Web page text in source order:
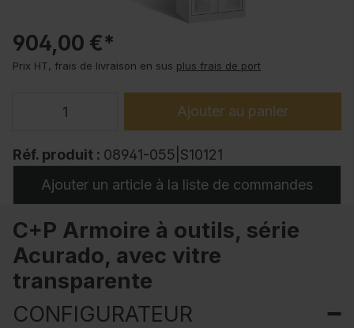
904,00 €*
Prix HT, frais de livraison en sus plus frais de port
Ajouter au panier
Réf. produit : 08941-055|S10121
Ajouter un article à la liste de commandes
C+P Armoire à outils, série
Acurado, avec vitre
transparente
CONFIGURATEUR